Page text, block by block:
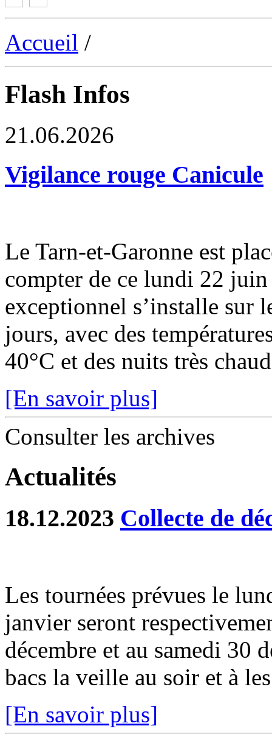
Accueil /
Flash Infos
21.06.2026
Vigilance rouge Canicule
Le Tarn-et-Garonne est
compter de ce lundi 22
exceptionnel s’installe sur
jours, avec des
40°C et des nuits très
[En savoir plus]
Consulter les archives
Actualités
18.12.2023 Collecte de
Les tournées prévues le
janvier seront
décembre et au samedi 30
bacs la veille au soir et à
[En savoir plus]